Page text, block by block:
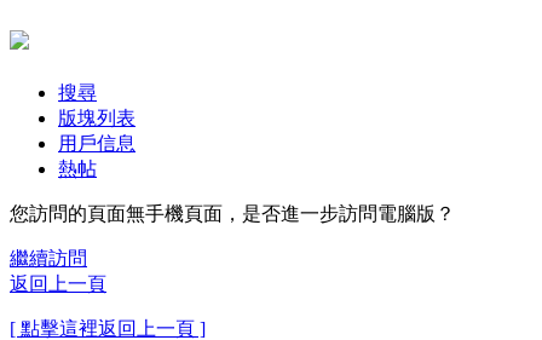
搜尋
版塊列表
用戶信息
熱帖
您訪問的頁面無手機頁面，是否進一步訪問電腦版？
繼續訪問
返回上一頁
[ 點擊這裡返回上一頁 ]